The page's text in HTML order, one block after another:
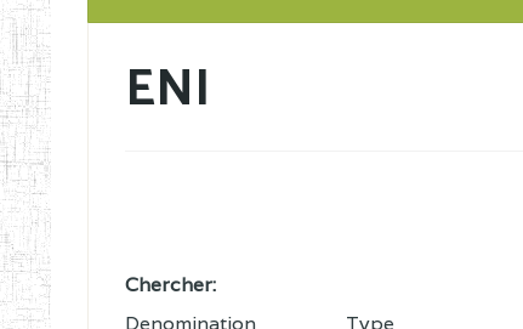
ENI
Chercher:
Denomination
Type